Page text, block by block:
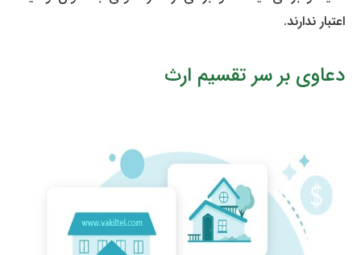
اعتبار ندارند.
دعاوی بر سر تقسیم ارث